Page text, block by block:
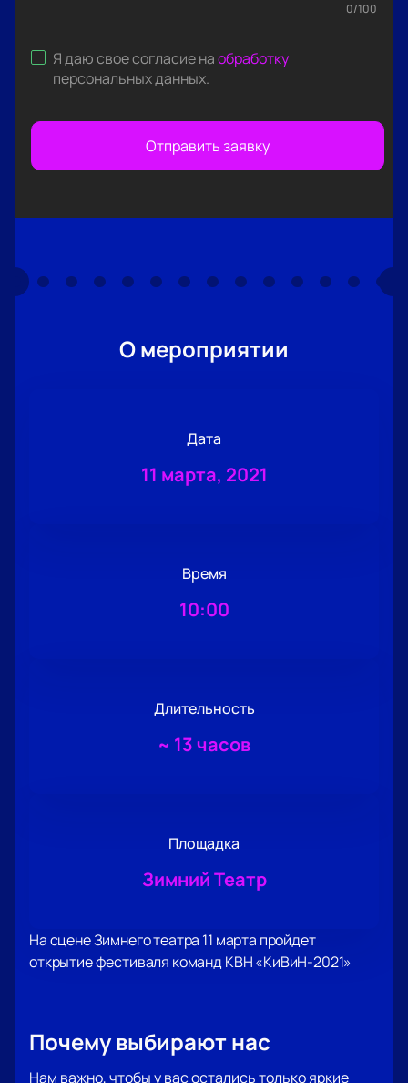
0/100
Я даю свое согласие наобработку
персональных данных.
Отправить заявку
О мероприятии
Дата
11 марта, 2021
Время
10:00
Длительность
~ 13 часов
Площадка
Зимний Театр
На сцене Зимнего театра 11 марта пройдет
открытие фестиваля команд КВН «КиВиН-2021»
Почему выбирают нас
Нам важно, чтобы у вас остались только яркие